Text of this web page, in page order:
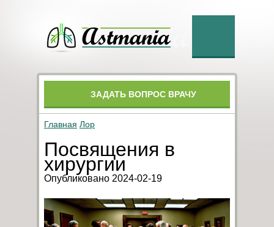
ЗАДАТЬ ВОПРОС ВРАЧУ
Главная Лор
Посвящения в
хирургии
Опубликовано 2024-02-19